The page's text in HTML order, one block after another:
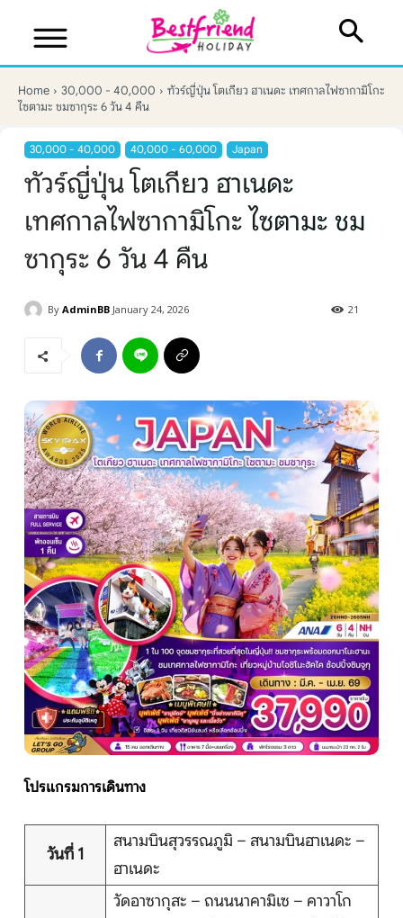
บริษัทเบสเฟรนด์ ฮอลิเดย์
เส้นทางที่ต้องการ
หน้าแรก
ทัวร์ต่างประเทศ
จัดกรุ๊ปต่างประเทศ
โปรไฟไหม้
ทัวร์ในประเทศ
จัดกรุ๊ปในประเทศ
ติดต่อเรา
Home 30,000 - 40,000
ทัวร์ญี่ปุ่น โตเกียว ฮาเนดะ เทศกาลไฟซากามิโกะ
ไซตามะ ชมซากุระ 6 วัน 4 คืน
30,000 - 40,000 40,000 - 60,000 Japan
ทัวร์ญี่ปุ่น โตเกียว ฮาเนดะ
เทศกาลไฟซากามิโกะ ไซตามะ ชม
ซากุระ 6 วัน 4 คืน
By AdminBB January 24, 2026 21
โปรแกรมการเดินทาง
วันที่ 1
สนามบินสุวรรณภูมิ – สนามบินฮาเนดะ –
ฮาเนดะ
วัดอาซากุสะ – ถนนนาคามิเซ – คาวาโก